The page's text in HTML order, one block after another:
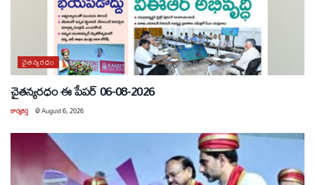
చైతన్యరధం
చైతన్యరధం ఈ పేపర్ 06-08-2026
కార్యకర్త @August 6, 2026